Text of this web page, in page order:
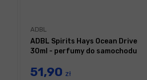
ADBL
ADBL Spirits Hays Ocean Drive
30ml - perfumy do samochodu
51,90 zł